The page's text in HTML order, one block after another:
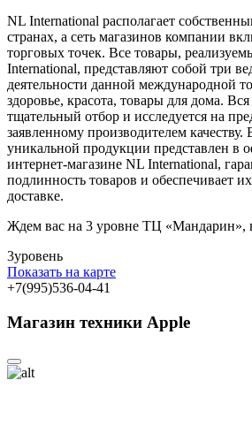
NL International располагает
странах, а сеть магазинов компании
торговых точек. Все товары,
International, представляют собой три
деятельности данной международной
здоровье, красота, товары для дома.
тщательный отбор и исследуется на
заявленному производителем качеству.
уникальной продукции представлен в
интернет-магазине NL International,
подлинность товаров и обеспечивает
доставке.
Ждем вас на 3 уровне ТЦ «Мандарин», в
3уровень
Показать на карте
+7(995)536-04-41
Магазин техники Apple